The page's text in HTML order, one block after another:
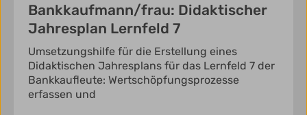
Bankkaufmann/frau: Didaktischer
Jahresplan Lernfeld 7
Umsetzungshilfe für die Erstellung eines
Didaktischen Jahresplans für das Lernfeld 7 der
Bankkaufleute: Wertschöpfungsprozesse
erfassen und